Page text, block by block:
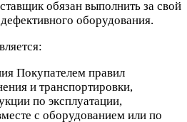
обязан выполнить за свой
оборудования.
Покупателем правил
и транспортировки,
по эксплуатации,
с оборудованием или по